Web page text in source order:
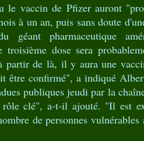
le vaccin de Pfizer auront
à un an, puis sans doute
pharmaceutique
troisième dose sera
partir de là, il y aura une
être confirmé", a indiqué
publiques jeudi par la
clé", a-t-il ajouté. "Il est
de personnes